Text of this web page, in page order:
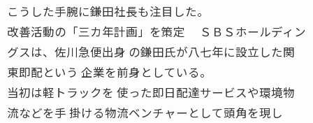
こうした手腕に鎌田社長も注目した。
改善活動の「三カ年計画」を策定 ＳＢＳホールディン
グスは、佐川急便出身 の鎌田氏が八七年に設立した関
東即配という 企業を前身としている。
当初は軽トラックを 使った即日配達サービスや環境物
流などを手 掛ける物流ベンチャーとして頭角を現し